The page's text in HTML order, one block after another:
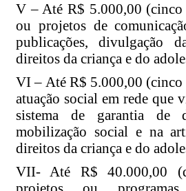
V – Até R$ 5.000,00 (cinco
ou projetos de
publicações, divulgação
direitos da criança e do
VI – Até R$ 5.000,00 (cinco
atuação social em rede que
sistema de garantia de
mobilização social e na
direitos da criança e do
VII- Até R$ 40.000,00